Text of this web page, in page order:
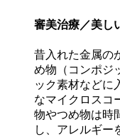
審美治療／美し
昔入れた金属の
め物（コンポジ
ック素材などに
なマイクロスコ
物やつめ物は時
し、アレルギー